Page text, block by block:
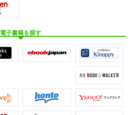
電子書籍を探す